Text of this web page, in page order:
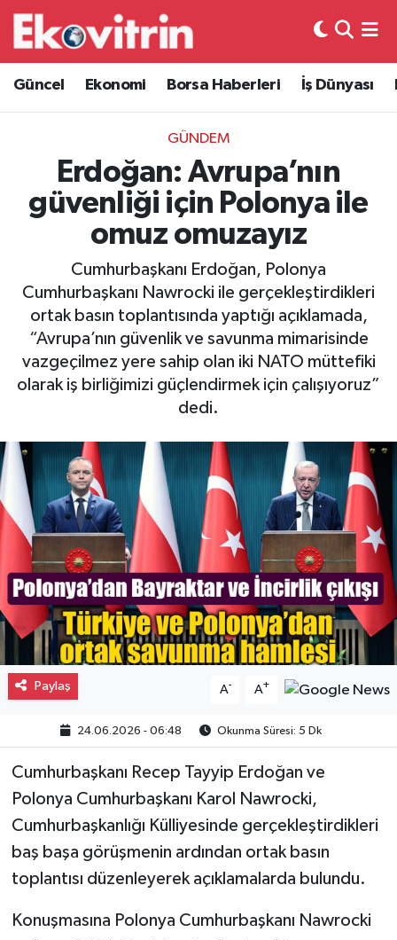
Güncel Ekonomi Borsa Haberleri İş Dünyası
GÜNDEM
Erdoğan: Avrupa’nın
güvenliği için Polonya ile
omuz omuzayız
Cumhurbaşkanı Erdoğan, Polonya
Cumhurbaşkanı Nawrocki ile gerçekleştirdikleri
ortak basın toplantısında yaptığı açıklamada,
“Avrupa’nın güvenlik ve savunma mimarisinde
vazgeçilmez yere sahip olan iki NATO müttefiki
olarak iş birliğimizi güçlendirmek için çalışıyoruz”
dedi.
Paylaş A- A+
24.06.2026 - 06:48 Okunma Süresi: 5 Dk
Cumhurbaşkanı Recep Tayyip Erdoğan ve
Polonya Cumhurbaşkanı Karol Nawrocki,
Cumhurbaşkanlığı Külliyesinde gerçekleştirdikleri
baş başa görüşmenin ardından ortak basın
toplantısı düzenleyerek açıklamalarda bulundu.
Konuşmasına Polonya Cumhurbaşkanı Nawrocki
Güncel
Ekonomi
Borsa Haberleri
İş Dünyası
Lojistik
Otovitrin
Asayiş
Magazin
Spor
Eğitim
Hava Durumu
Trafik Durumu
Süper Lig Puan Durumu ve Fikstür
Tüm Manşetler
Son Dakika Haberleri
Haber Arşivi